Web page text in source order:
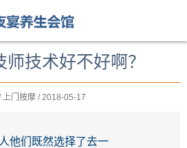
师技术好不好啊？
上门按摩 / 2018-05-17
他们既然选择了去一